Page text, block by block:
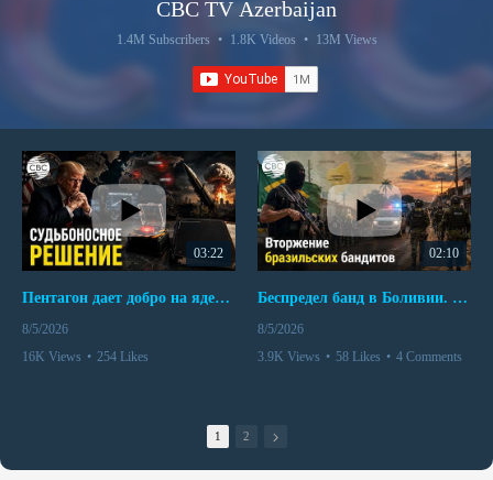
CBC TV Azerbaijan
1.4M Subscribers • 1.8K Videos • 13M Views
03:22
Пентагон дает добро на ядерный удар по противникам США
8/5/2026
16K Views • 254 Likes
02:10
Беспредел банд в Боливии. Расправы над наркоторговцами
8/5/2026
3.9K Views • 58 Likes • 4 Comments
1 2